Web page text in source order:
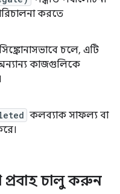
করতে
চলে, এটি
কাজগুলিকে
কলব্যাক সাফল্য বা
প্রবাহ চালু করুন